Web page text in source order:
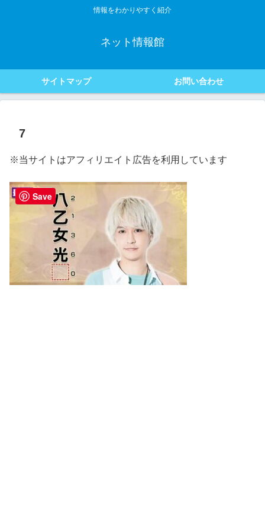
情報をわかりやすく紹介
ネット情報館
サイトマップ お問い合わせ
7
※当サイトはアフィリエイト広告を利用しています
Save